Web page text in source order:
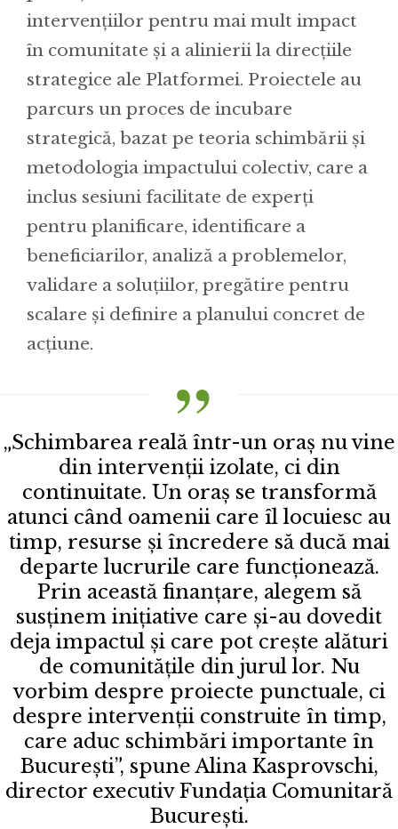
intervențiilor pentru mai mult impact
în comunitate și a alinierii la direcțiile
strategice ale Platformei. Proiectele au
parcurs un proces de incubare
strategică, bazat pe teoria schimbării și
metodologia impactului colectiv, care a
inclus sesiuni facilitate de experți
pentru planificare, identificare a
beneficiarilor, analiză a problemelor,
validare a soluțiilor, pregătire pentru
scalare și definire a planului concret de
acțiune.
„Schimbarea reală într-un oraș nu vine
din intervenții izolate, ci din
continuitate. Un oraș se transformă
atunci când oamenii care îl locuiesc au
timp, resurse și încredere să ducă mai
departe lucrurile care funcționează.
Prin această finanțare, alegem să
susținem inițiative care și-au dovedit
deja impactul și care pot crește alături
de comunitățile din jurul lor. Nu
vorbim despre proiecte punctuale, ci
despre intervenții construite în timp,
care aduc schimbări importante în
București”, spune Alina Kasprovschi,
director executiv Fundația Comunitară
București.